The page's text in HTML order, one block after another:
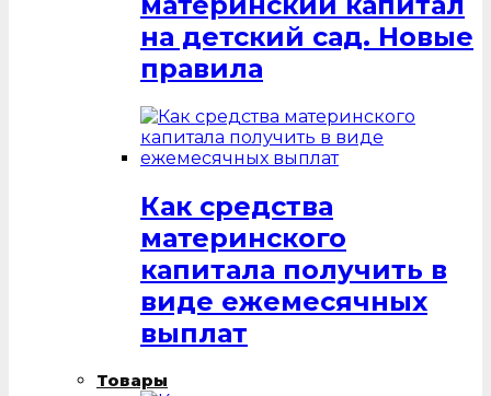
на детский сад. Новые
правила
Как средства
материнского
капитала получить в
виде ежемесячных
выплат
Товары